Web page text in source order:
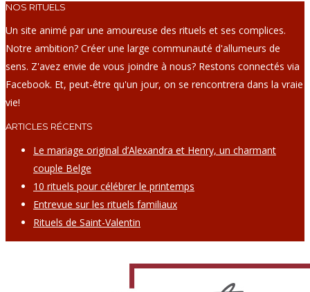
NOS RITUELS
Un site animé par une amoureuse des rituels et ses complices.
Notre ambition? Créer une large communauté d'allumeurs de
sens. Z'avez envie de vous joindre à nous? Restons connectés via
Facebook. Et, peut-être qu'un jour, on se rencontrera dans la vraie
vie!
ARTICLES RÉCENTS
Le mariage original d’Alexandra et Henry, un charmant
couple Belge
10 rituels pour célébrer le printemps
Entrevue sur les rituels familiaux
Rituels de Saint-Valentin